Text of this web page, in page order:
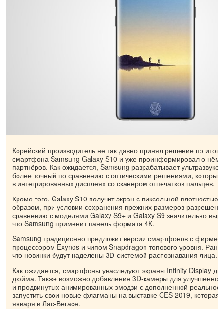
Корейский производитель не так давно принял решение по
смартфона Samsung Galaxy S10 и уже проинформировал о
партнёров. Как ожидается, Samsung разрабатывает
более точный по сравнению с оптическими решениями,
в интегрированных дисплеях со сканером отпечатков пальцев.
Кроме того, Galaxy S10 получит экран с пиксельной
образом, при условии сохранения прежних размеров
сравнению с моделями Galaxy S9+ и Galaxy S9 значительно
что Samsung применит панель формата 4К.
Samsung традиционно предложит версии смартфонов с
процессором Exynos и чипом Snapdragon топового уровня.
что новинки будут наделены 3D-системой распознавания лица.
Как ожидается, смартфоны унаследуют экраны Infinity Display
дюйма. Также возможно добавление 3D-камеры для
и продвинутых анимированных эмодзи с дополненной
запустить свои новые флагманы на выставке CES 2019,
января в Лас-Вегасе.